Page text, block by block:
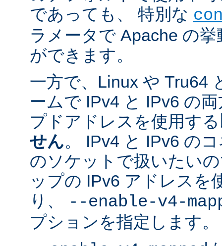
であっても、 特別な
ラメータで Apache の
ができます。
一方で、Linux や Tru64
ームで IPv4 と IPv6 の
プドアドレスを使用する
せん。 IPv4 と IPv6 の
のソケットで扱いたい
ップの IPv6 アドレスを
り、
--enable-v4-
プションを指定します。